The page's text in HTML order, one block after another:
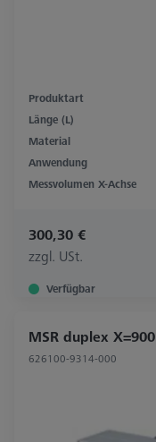
Produktart
Länge (L)
Material
Anwendung
Messvolumen X-Achse
300,30 €
zzgl. USt.
Verfügbar
MSR duplex X=900
626100-9314-000